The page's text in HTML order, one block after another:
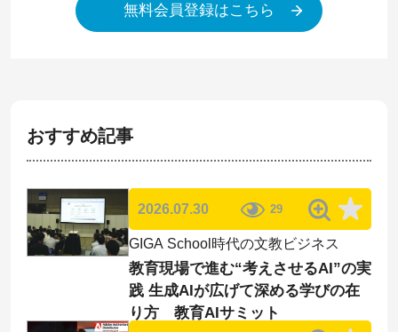
無料会員登録はこちら
おすすめ記事
2026.07.30 29
GIGA School時代の文教ビジネス
教育現場で進む“考えさせるAI”の実
践 生成AIが広げて深める学びの在
り方 教育AIサミット